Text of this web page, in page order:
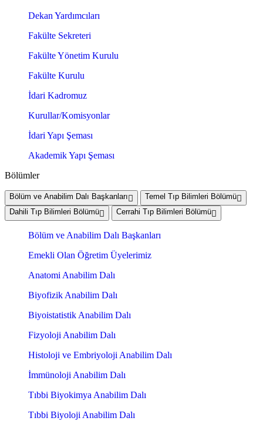
Dekan Yardımcıları
Fakülte Sekreteri
Fakülte Yönetim Kurulu
Fakülte Kurulu
İdari Kadromuz
Kurullar/Komisyonlar
İdari Yapı Şeması
Akademik Yapı Şeması
Bölümler
Bölüm ve Anabilim Dalı Başkanları
Temel Tıp Bilimleri Bölümü
Dahili Tıp Bilimleri Bölümü
Cerrahi Tıp Bilimleri Bölümü
Bölüm ve Anabilim Dalı Başkanları
Emekli Olan Öğretim Üyelerimiz
Anatomi Anabilim Dalı
Biyofizik Anabilim Dalı
Biyoistatistik Anabilim Dalı
Fizyoloji Anabilim Dalı
Histoloji ve Embriyoloji Anabilim Dalı
İmmünoloji Anabilim Dalı
Tıbbi Biyokimya Anabilim Dalı
Tıbbi Biyoloji Anabilim Dalı